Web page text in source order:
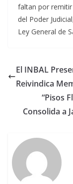
faltan por
del Poder
Ley General de
El INBAL
Reivindica
“Pisos
Consolida a